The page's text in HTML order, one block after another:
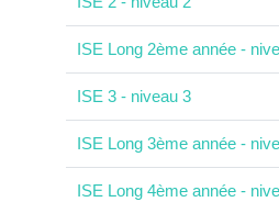
ISE Long 2ème année -
ISE 3 - niveau 3
ISE Long 3ème année -
ISE Long 4ème année -